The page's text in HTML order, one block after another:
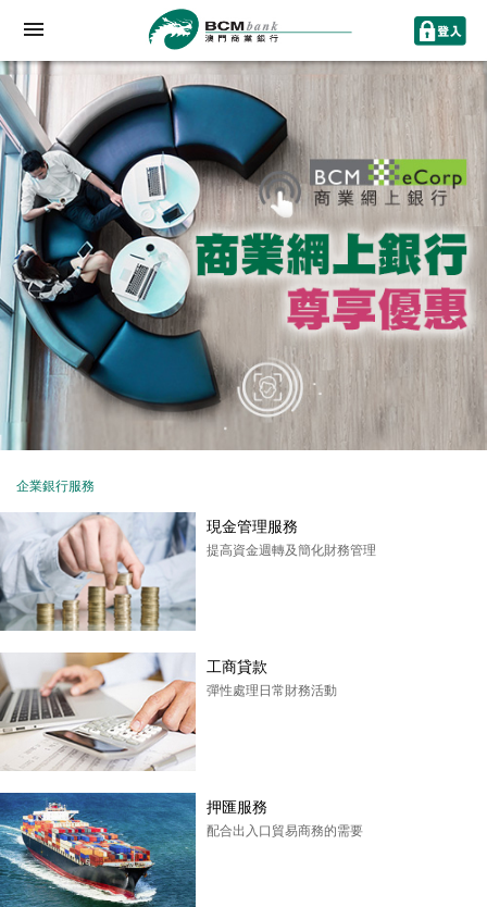
企業銀行服務
現金管理服務
提高資金週轉及簡化財務管理
工商貸款
彈性處理日常財務活動
押匯服務
配合出入口貿易商務的需要